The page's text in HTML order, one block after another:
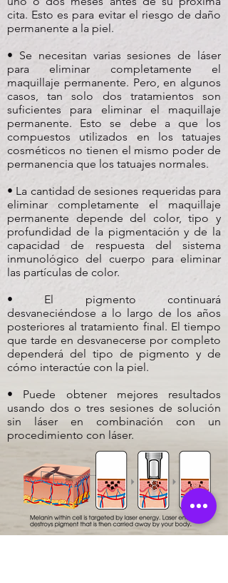
cita. Esto es para evitar el riesgo de daño
permanente a la piel.
• Se necesitan varias sesiones de láser
para eliminar completamente el
maquillaje permanente. Pero, en algunos
casos, tan solo dos tratamientos son
suficientes para eliminar el maquillaje
permanente. Esto se debe a que los
compuestos utilizados en los tatuajes
cosméticos no tienen el mismo poder de
permanencia que los tatuajes normales.
• La cantidad de sesiones requeridas para
eliminar completamente el maquillaje
permanente depende del color, tipo y
profundidad de la pigmentación y de la
capacidad de respuesta del sistema
inmunológico del cuerpo para eliminar
las partículas de color.
• El pigmento continuará
desvaneciéndose a lo largo de los años
posteriores al tratamiento final. El tiempo
que tarde en desvanecerse por completo
dependerá del tipo de pigmento y de
cómo interactúe con la piel.
• Puede obtener mejores resultados
usando dos o tres sesiones de solución
sin láser en combinación con un
procedimiento con láser.